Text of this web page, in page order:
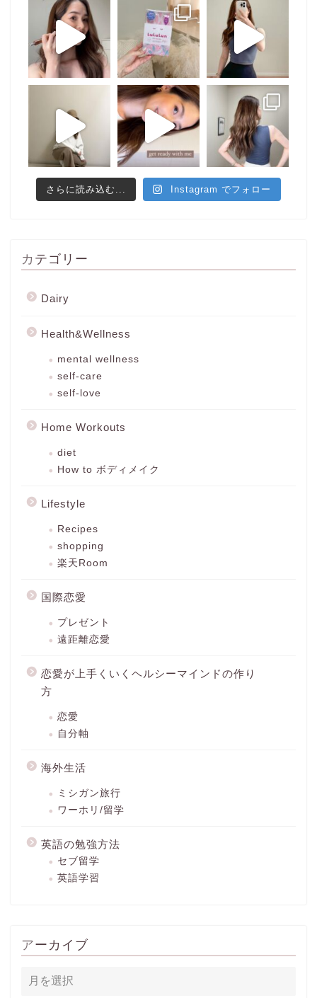
さらに読み込む... Instagram でフォロー
カテゴリー
Dairy
Health&Wellness
mental wellness
self-care
self-love
Home Workouts
diet
How to ボディメイク
Lifestyle
Recipes
shopping
楽天Room
国際恋愛
プレゼント
遠距離恋愛
恋愛が上手くいくヘルシーマインドの作り
方
恋愛
自分軸
海外生活
ミシガン旅行
ワーホリ/留学
英語の勉強方法
セブ留学
英語学習
アーカイブ